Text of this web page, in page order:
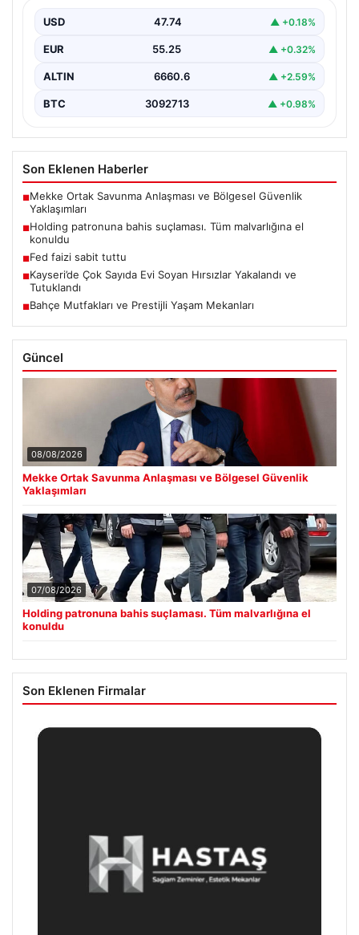
USD 47.74 ▲ +0.18%
EUR 55.25 ▲ +0.32%
ALTIN 6660.6 ▲ +2.59%
BTC 3092713 ▲ +0.98%
Son Eklenen Haberler
■Mekke Ortak Savunma Anlaşması ve Bölgesel Güvenlik
Yaklaşımları
■Holding patronuna bahis suçlaması. Tüm malvarlığına el
konuldu
■Fed faizi sabit tuttu
■Kayseri’de Çok Sayıda Evi Soyan Hırsızlar Yakalandı ve
Tutuklandı
■Bahçe Mutfakları ve Prestijli Yaşam Mekanları
Güncel
08/08/2026
Mekke Ortak Savunma Anlaşması ve Bölgesel Güvenlik
Yaklaşımları
07/08/2026
Holding patronuna bahis suçlaması. Tüm malvarlığına el
konuldu
Son Eklenen Firmalar